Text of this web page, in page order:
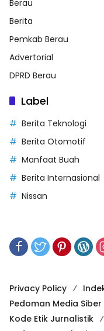
Berau
Berita
Pemkab Berau
Advertorial
DPRD Berau
Label
Berita Teknologi
Berita Otomotif
Manfaat Buah
Berita Internasional
Nissan
Privacy Policy
Pedoman Media Siber
Kode Etik Jurnalistik